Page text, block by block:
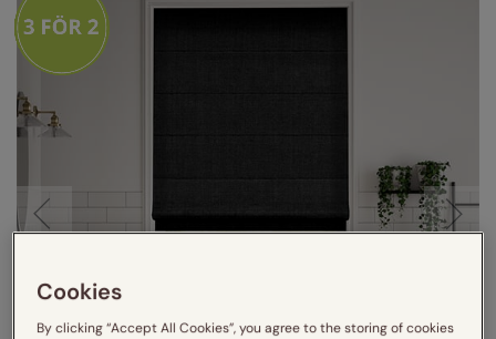
Cookies
By clicking “Accept All Cookies”, you agree to the storing of cookies